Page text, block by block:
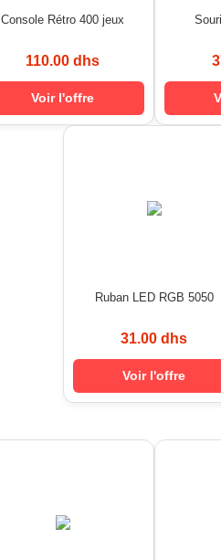
Console Rétro 400 jeux
110.00 dhs
Voir l'offre
Ruban LED RGB 5050
31.00 dhs
Voir l'offre